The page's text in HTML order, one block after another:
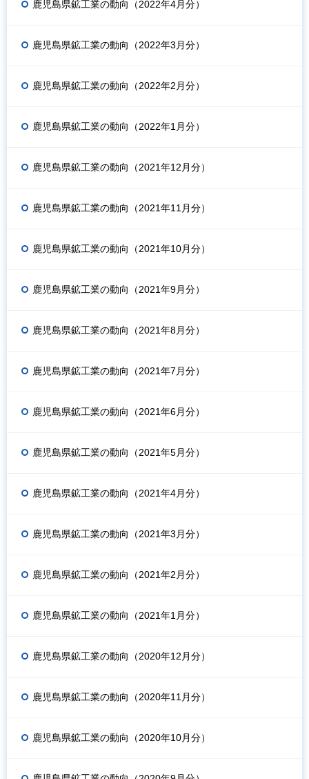
鹿児島県鉱工業の動向（2022年4月分）
鹿児島県鉱工業の動向（2022年3月分）
鹿児島県鉱工業の動向（2022年2月分）
鹿児島県鉱工業の動向（2022年1月分）
鹿児島県鉱工業の動向（2021年12月分）
鹿児島県鉱工業の動向（2021年11月分）
鹿児島県鉱工業の動向（2021年10月分）
鹿児島県鉱工業の動向（2021年9月分）
鹿児島県鉱工業の動向（2021年8月分）
鹿児島県鉱工業の動向（2021年7月分）
鹿児島県鉱工業の動向（2021年6月分）
鹿児島県鉱工業の動向（2021年5月分）
鹿児島県鉱工業の動向（2021年4月分）
鹿児島県鉱工業の動向（2021年3月分）
鹿児島県鉱工業の動向（2021年2月分）
鹿児島県鉱工業の動向（2021年1月分）
鹿児島県鉱工業の動向（2020年12月分）
鹿児島県鉱工業の動向（2020年11月分）
鹿児島県鉱工業の動向（2020年10月分）